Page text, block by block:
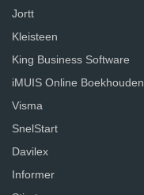
Jortt
Kleisteen
King Business Software
iMUIS Online Boekhouden
Visma
SnelStart
Davilex
Informer